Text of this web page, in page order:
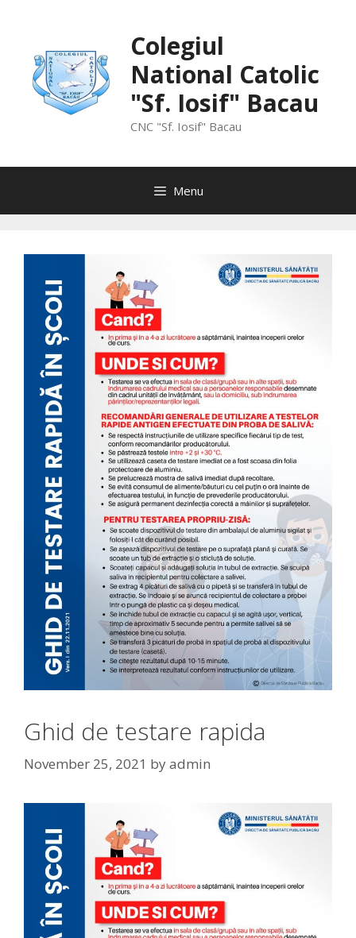
content
Colegiul
National Catolic
"Sf. Iosif" Bacau
CNC "Sf. Iosif" Bacau
Menu
Ghid de testare rapida
November 25, 2021 byadmin